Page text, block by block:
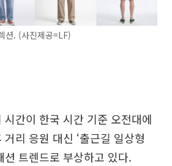
션. (사진제공=LF)
간이 한국 시간 기준 오전대에
리 응원 대신 ‘출근길 일상형
션 트렌드로 부상하고 있다.